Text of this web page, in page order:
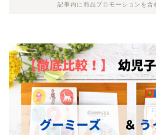
記事内に商品プロモーションを含